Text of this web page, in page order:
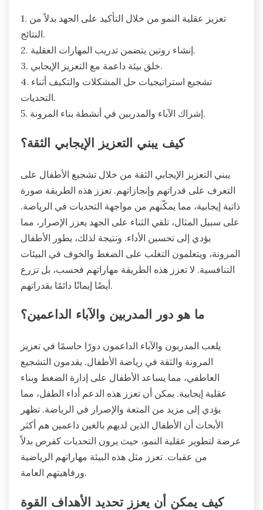
1. تعزيز عقلية النمو من خلال التأكيد على الجهد بدلاً من
النتائج.
2. إنشاء روتين يتضمن تدريب المهارات العقلية.
3. خلق بيئة داعمة مع التعزيز الإيجابي.
4. تشجيع استراتيجيات حل المشكلات والتكيف أثناء
التحديات.
5. إشراك الآباء والمدربين في أنشطة بناء المرونة.
كيف يبني التعزيز الإيجابي الثقة؟
يبني التعزيز الإيجابي الثقة من خلال تشجيع الأطفال على
التعرف على قدراتهم وإنجازاتهم. تعزز هذه الطريقة صورة
ذاتية إيجابية، مما يمكّنهم من مواجهة التحديات في الرياضة.
على سبيل المثال، تلقي الثناء على الجهد يعزز الإصرار، مما
يؤدي إلى تحسين الأداء. ونتيجة لذلك، يطور الأطفال
المرونة، ويتعلمون التغلب على الضغط والخوف في البيئات
التنافسية. لا تعزز هذه الطريقة مهاراتهم فحسب، بل تزرع
أيضًا إيمانًا دائمًا بقدراتهم.
ما هو دور المدربين والآباء الداعمين؟
يلعب المدربون والآباء الداعمون دورًا حاسمًا في تعزيز
المرونة والثقة في رياضة الأطفال. يقدمون التشجيع
العاطفي، مما يساعد الأطفال على إدارة الضغط وبناء
عقلية إيجابية. يمكن أن تعزز هذه الدعم أداء الطفل، مما
يؤدي إلى مزيد من المتعة والإصرار في الرياضة. تظهر
الأبحاث أن الأطفال الذين لديهم بالغين داعمين هم أكثر
عرضة لتطوير عقلية النمو، حيث يرون التحديات كفرص بدلاً
من عقبات. تعزز مثل هذه البيئة مهاراتهم الرياضية
ورفاهيتهم العامة.
كيف يمكن أن يعزز تحديد الأهداف القوة